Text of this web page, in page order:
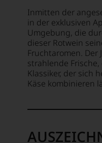
Inmitten der
in der exklusiven
Umgebung, die
dieser Rotwein
Fruchtaromen.
strahlende
Klassiker, der sich
Käse kombinieren